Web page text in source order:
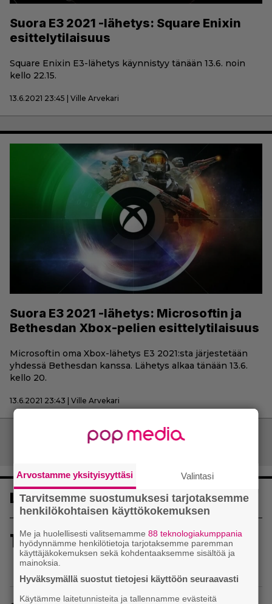
Suora E3 2021 -lähetys: Square Enixin
esittelytilaisuus
Square Enixin E3-lähetys käynnistyy tänään 13.6. noin
kello 22.15.
13.6.2021 23:45 | Ville Arvekari
Suora E3 2021 -lähetys: Microsoftin ja
Bethesdan Xbox-pelien esittelytilaisuus
Microsoftin oma Xbox-lähetys E3 2021:sta järjestetään
yhdessä Bethesdan kanssa. Lähetys alkaa tänään 13.6.
kello 20.
13.6.2021 23:43 | Ville Arvekari
Artikkelien
Vanhemmat artikkelit
Luetuimmat
1
Uusi PS Plus -seikkailupeli on saanut
huippuarvostelut – saapui heti julkaisupäivänään
tilaajien saataville
Arvostamme yksityisyyttäsi Valintasi
Tarvitsemme suostumuksesi tarjotaksemme
henkilökohtaisen käyttökokemuksen
Me ja huolellisesti valitsemamme88 teknologiakumppania
hyödynnämme henkilötietoja tarjotaksemme paremman
käyttäjäkokemuksen sekä kohdentaaksemme sisältöä ja
mainoksia.
Hyväksymällä suostut tietojesi käyttöön seuraavasti
Käytämme laitetunnisteita ja tallennamme evästeitä